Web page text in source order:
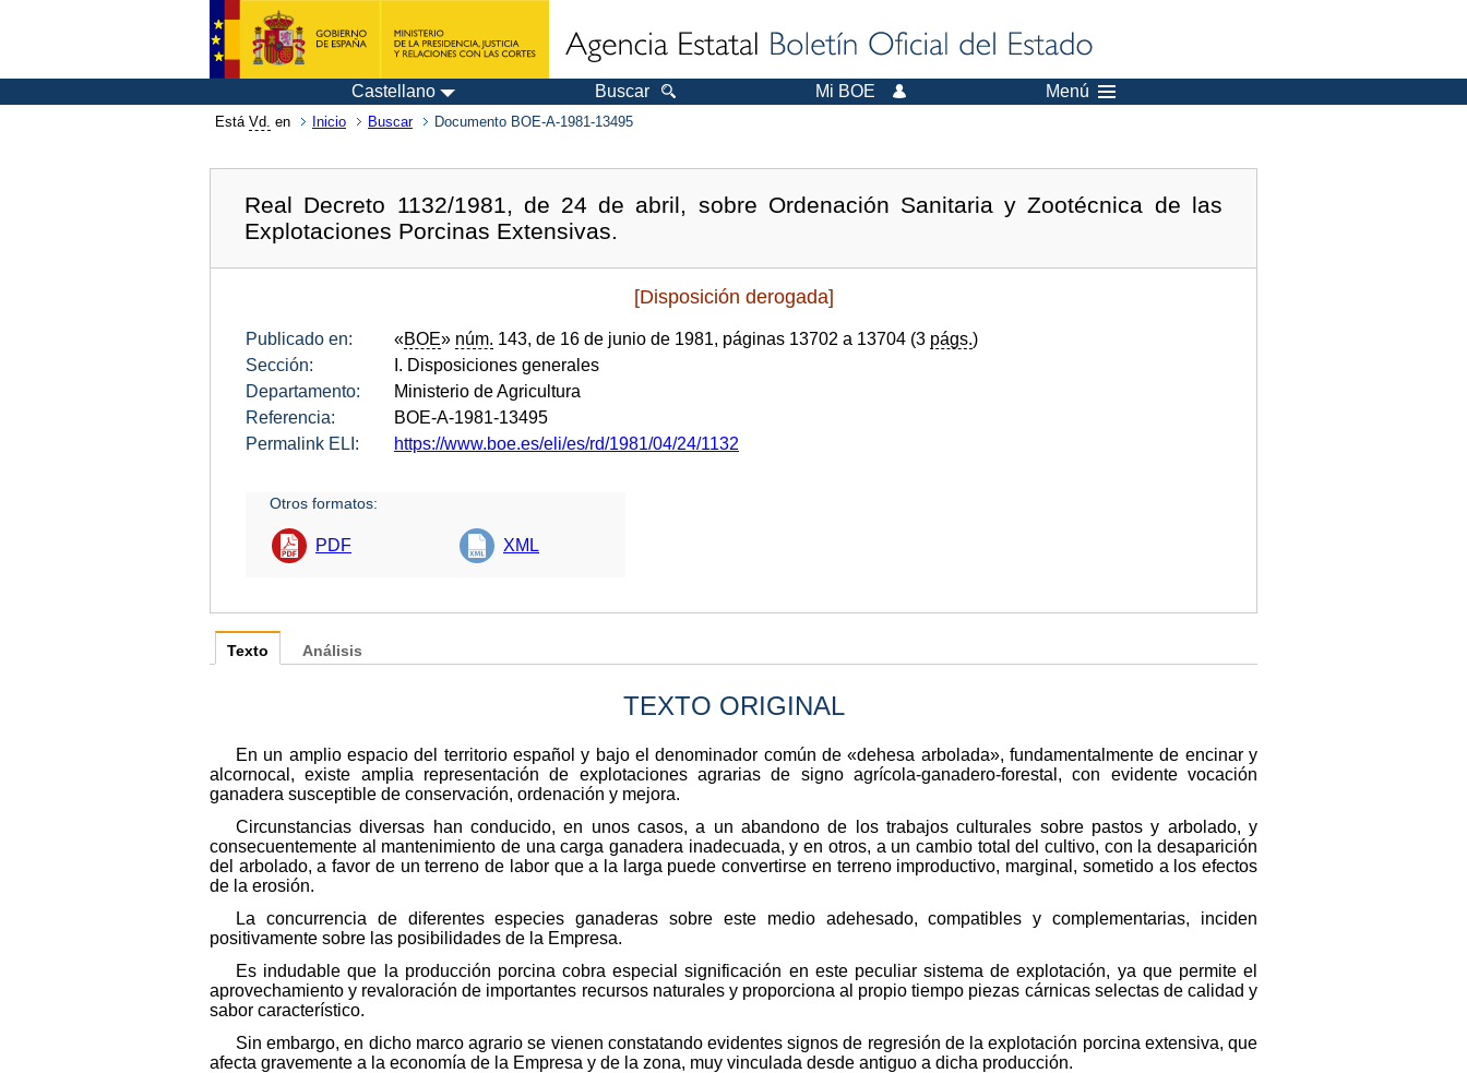
Castellano Buscar Mi BOE Menú
Está Vd. en Inicio Buscar Documento BOE-A-1981-13495
Real Decreto 1132/1981, de 24 de abril, sobre Ordenación Sanitaria y Zootécnica de las
Explotaciones Porcinas Extensivas.
[Disposición derogada]
Publicado en: «BOE» núm. 143, de 16 de junio de 1981, páginas 13702 a 13704 (3 págs.)
Sección:
I. Disposiciones generales
Departamento:
Ministerio de Agricultura
Referencia:
BOE-A-1981-13495
Permalink ELI:
https://www.boe.es/eli/es/rd/1981/04/24/1132
Otros formatos:
PDF XML
Texto
TEXTO ORIGINAL
En un amplio espacio del territorio español y bajo el denominador común de «dehesa arbolada», fundamentalmente de encinar y
alcornocal, existe amplia representación de explotaciones agrarias de signo agrícola-ganadero-forestal, con evidente vocación
ganadera susceptible de conservación, ordenación y mejora.
Circunstancias diversas han conducido, en unos casos, a un abandono de los trabajos culturales sobre pastos y arbolado, y
consecuentemente al mantenimiento de una carga ganadera inadecuada, y en otros, a un cambio total del cultivo, con la desaparición
del arbolado, a favor de un terreno de labor que a la larga puede convertirse en terreno improductivo, marginal, sometido a los efectos
de la erosión.
La concurrencia de diferentes especies ganaderas sobre este medio adehesado, compatibles y complementarias, inciden
positivamente sobre las posibilidades de la Empresa.
Es indudable que la producción porcina cobra especial significación en este peculiar sistema de explotación, ya que permite el
aprovechamiento y revaloración de importantes recursos naturales y proporciona al propio tiempo piezas cárnicas selectas de calidad y
sabor característico.
Sin embargo, en dicho marco agrario se vienen constatando evidentes signos de regresión de la explotación porcina extensiva, que
afecta gravemente a la economía de la Empresa y de la zona, muy vinculada desde antiguo a dicha producción.
Análisis